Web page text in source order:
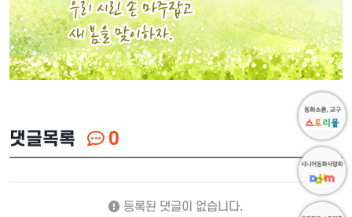
댓글목록 0
등록된 댓글이 없습니다.